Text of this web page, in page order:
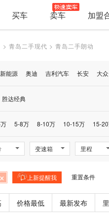
买车 卖车 加盟
> 青岛二手现代 > 青岛二手朗动
能源 奥迪 吉利汽车 长安 大众
胜达经典
5-8万 8-10万 10-15万 15-
变速箱 里程
上新提醒我 重置条件
价格最低 最新发布